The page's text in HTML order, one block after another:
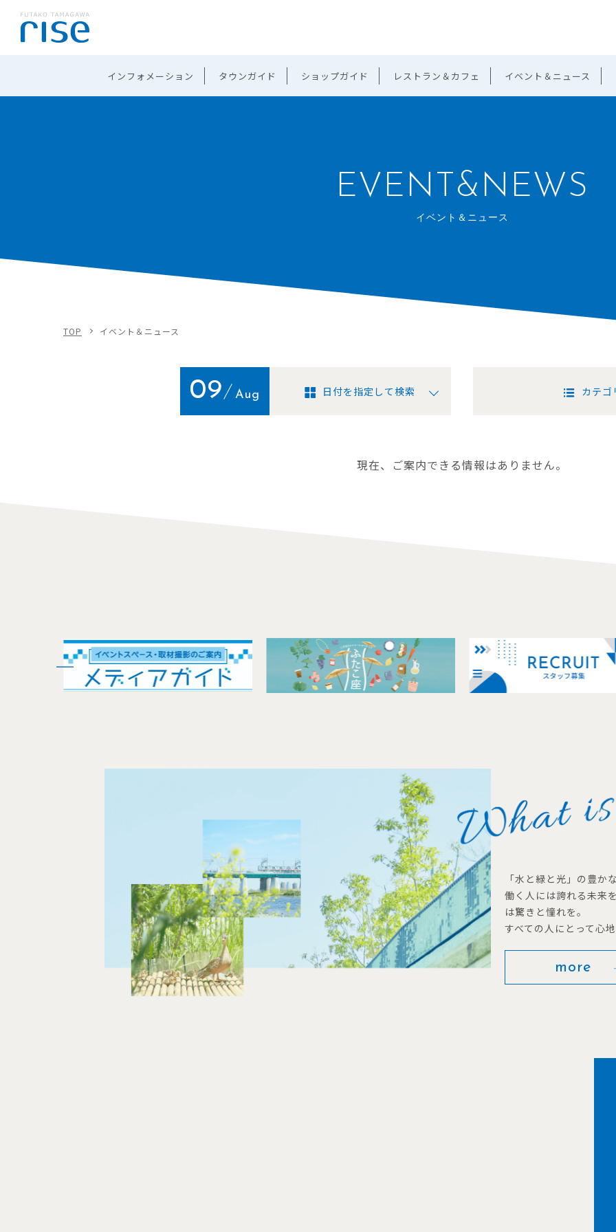
インフォメーション タウンガイド ショップガイド レストラン＆カフェ イベント＆ニュース
EVENT&NEWS
イベント＆ニュース
TOP イベント＆ニュース
09 Aug 日付を指定して検索 カテゴ
現在、ご案内できる情報はありません。
「水と緑と光」の豊
働く人には誇れる未来
は驚きと憧れを。
すべての人にとって心
more